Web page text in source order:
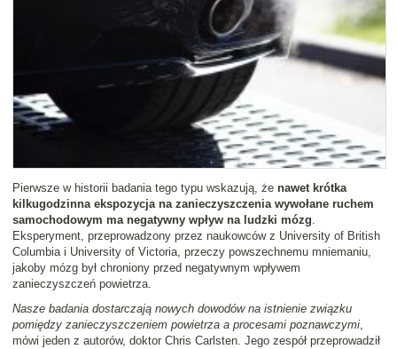
Pierwsze w historii badania tego typu wskazują, że nawet krótka
kilkugodzinna ekspozycja na zanieczyszczenia wywołane ruchem
samochodowym ma negatywny wpływ na ludzki mózg.
Eksperyment, przeprowadzony przez naukowców z University of British
Columbia i University of Victoria, przeczy powszechnemu mniemaniu,
jakoby mózg był chroniony przed negatywnym wpływem
zanieczyszczeń powietrza.
Nasze badania dostarczają nowych dowodów na istnienie związku
pomiędzy zanieczyszczeniem powietrza a procesami poznawczymi,
mówi jeden z autorów, doktor Chris Carlsten. Jego zespół przeprowadził